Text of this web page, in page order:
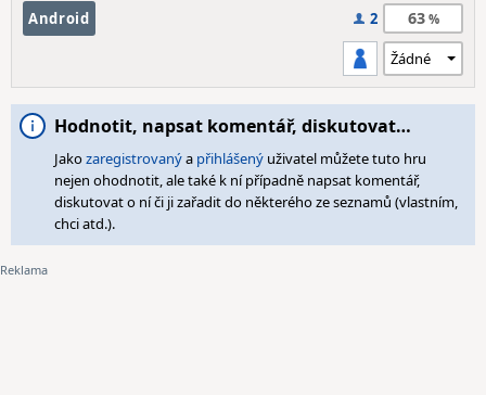
Android 2 63
Hodnotit, napsat komentář, diskutovat…
Jakozaregistrovanýa přihlášený uživatel můžete tuto hru
nejen ohodnotit, ale také k ní případně napsat komentář,
diskutovat o ní či ji zařadit do některého ze seznamů (vlastním,
chci atd.).